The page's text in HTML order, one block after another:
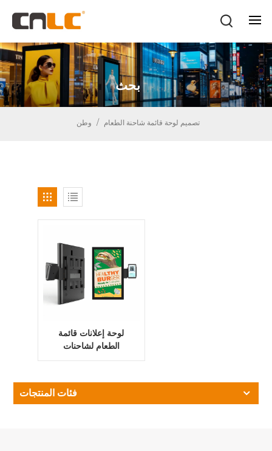
بحث
وطن / تصميم لوحة قائمة شاحنة الطعام
لوحة إعلانات قائمة
الطعام لشاحنات
الطعام
فئات المنتجات